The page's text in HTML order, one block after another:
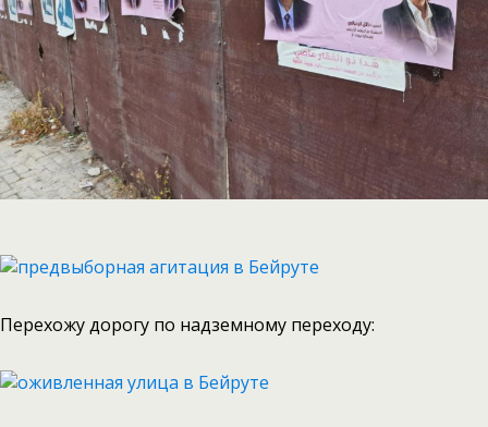
Перехожу дорогу по надземному переходу: